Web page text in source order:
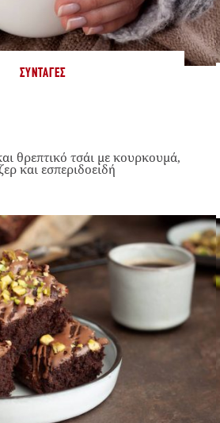
ΣΥΝΤΑΓΈΣ
θρεπτικό τσάι με κουρκουμά,
και εσπεριδοειδή